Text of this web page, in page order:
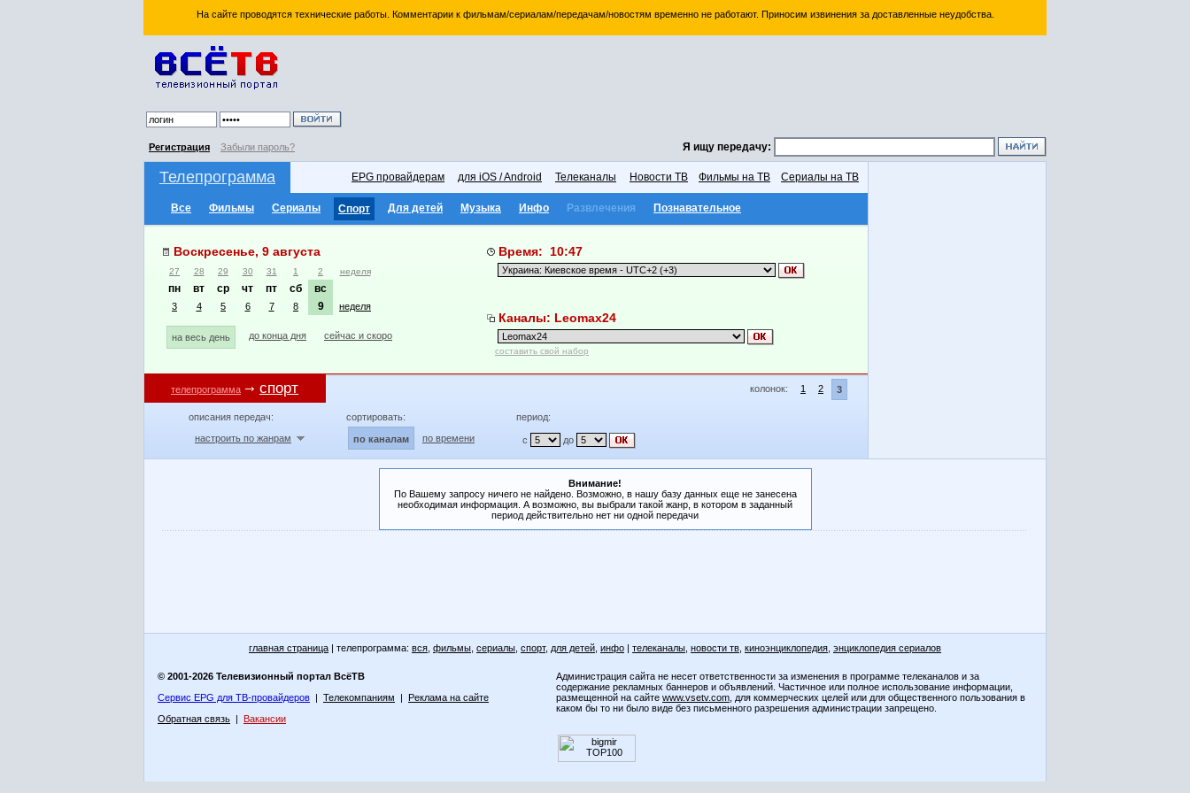
На сайте проводятся технические работы. Комментарии к фильмам/сериалам/передачам/новостям временно не работают. Приносим извинения за доставленные неудобства.
Регистрация Забыли пароль? Я ищу передачу:
Телепрограмма EPG провайдерам для iOS / Android Телеканалы Новости ТВ Фильмы на ТВ Сериалы на ТВ
Все Фильмы Сериалы Спорт Для детей Музыка Инфо Развлечения Познавательное
Воскресенье, 9 августа
27 28 29 30 31 1 2 неделя
пн вт ср чт пт сб вс
3 4 5 6 7 8 9 неделя
на весь день до конца дня сейчас и скоро
Время: 10:47
Каналы: Leomax24
составить свой набор
телепрограмма спорт колонок: 1 2 3
описания передач:
настроить по жанрам
сортировать:
по каналам по времени
период:
с до
Внимание!
По Вашему запросу ничего не найдено. Возможно, в нашу базу данных еще не занесена
необходимая информация. А возможно, вы выбрали такой жанр, в котором в заданный
период действительно нет ни одной передачи
главная страница | телепрограмма: вся фильмы сериалы спорт, для детей инфо | телеканалы новости тв киноэнциклопедия энциклопедия сериалов
© 2001-2026 Телевизионный портал ВсёТВ
Сервис EPG для ТВ-провайдеров | Телекомпаниям | Реклама на сайте
Обратная связь | Вакансии
Администрация сайта не несет ответственности за изменения в программе телеканалов и за
содержание рекламных баннеров и объявлений. Частичное или полное использование информации,
размещенной на сайте www.vsetv.com , для коммерческих целей или для общественного пользования в
каком бы то ни было виде без письменного разрешения администрации запрещено.